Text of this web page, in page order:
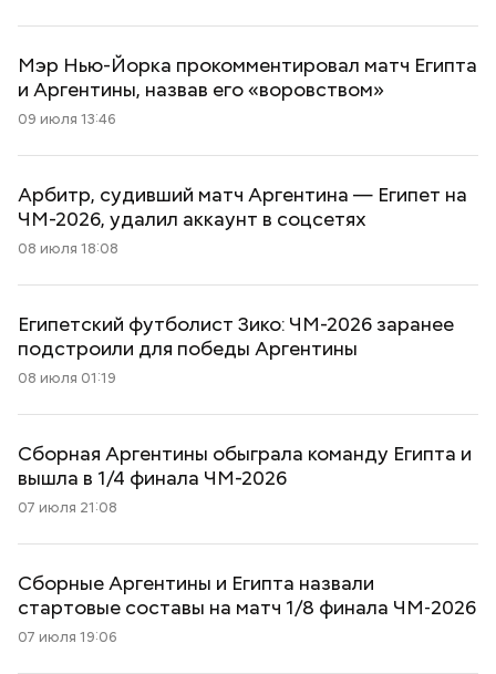
Мэр Нью-Йорка прокомментировал матч Египта
и Аргентины, назвав его «воровством»
09 июля 13:46
Арбитр, судивший матч Аргентина — Египет на
ЧМ-2026, удалил аккаунт в соцсетях
08 июля 18:08
Египетский футболист Зико: ЧМ-2026 заранее
подстроили для победы Аргентины
08 июля 01:19
Сборная Аргентины обыграла команду Египта и
вышла в 1/4 финала ЧМ-2026
07 июля 21:08
Сборные Аргентины и Египта назвали
стартовые составы на матч 1/8 финала ЧМ‑2026
07 июля 19:06